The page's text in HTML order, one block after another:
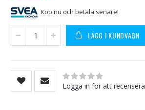
Köp nu och betala senare!
LÄGG I KUNDVAGN
Rating:
0% of100
Logga in för att recensera